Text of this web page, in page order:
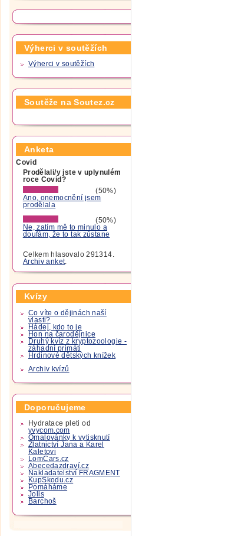
Výherci v soutěžích
Výherci v soutěžích
Soutěže na Soutez.cz
Anketa
Covid
Prodělali/y jste v uplynulém
roce Covid?
(50%)
Ano, onemocnění jsem
prodělala
(50%)
Ne, zatím mě to minulo a
doufám, že to tak zůstane
Celkem hlasovalo 291314.
Archiv anket.
Kvízy
Co víte o dějinách naší
vlasti?
Hádej, kdo to je
Hon na čarodějnice
Druhý kvíz z kryptozoologie -
záhadní primáti
Hrdinové dětských knížek
Archiv kvízů
Doporučujeme
Hydratace pleti od
yvycom.com
Omalovánky k vytisknutí
Zlatnictví Jana a Karel
Kaletovi
LomCars.cz
Abecedazdraví.cz
Nakladatelství FRAGMENT
KupSkodu.cz
Pomáháme
Jolis
Barchoš